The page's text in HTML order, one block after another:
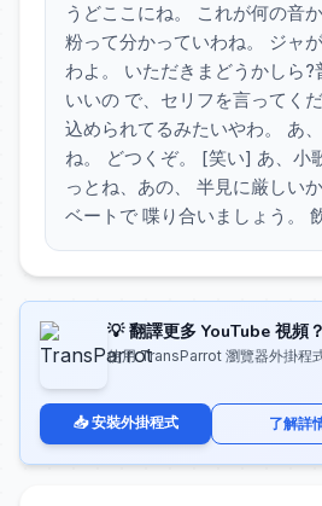
うどここにね。 これが何の音
粉って分かっていわね。 ジャ
わよ。 いただきまどうかしら?
いいの で、セリフを言ってく
込められてるみたいやわ。 あ
ね。 どつくぞ。 [笑い] あ、小
っとね、あの、 半見に厳しい
ベートで 喋り合いましょう。
💡 翻譯更多 YouTube 視頻？
使用 TransParrot 瀏覽器外掛程
📥 安裝外掛程式 了解詳